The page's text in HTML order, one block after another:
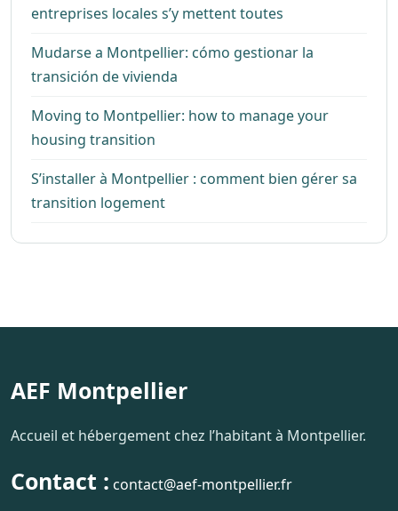
entreprises locales s’y mettent toutes
Mudarse a Montpellier: cómo gestionar la
transición de vivienda
Moving to Montpellier: how to manage your
housing transition
S’installer à Montpellier : comment bien gérer sa
transition logement
AEF Montpellier
Accueil et hébergement chez l’habitant à Montpellier.
Contact : contact@aef-montpellier.fr